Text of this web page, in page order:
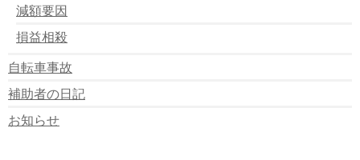
減額要因
損益相殺
自転車事故
補助者の日記
お知らせ